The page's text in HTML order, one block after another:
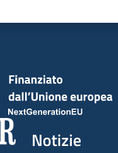
Notizie